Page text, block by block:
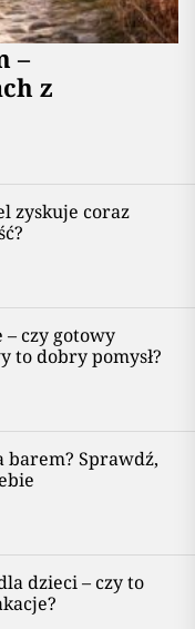
–
z
zyskuje coraz
czy gotowy
to dobry pomysł?
barem? Sprawdź,
dzieci – czy to